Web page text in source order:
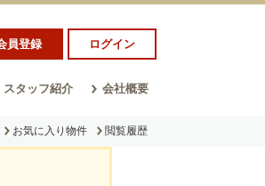
員登録 ログイン
スタッフ紹介 会社概要
お気に入り物件 閲覧履歴